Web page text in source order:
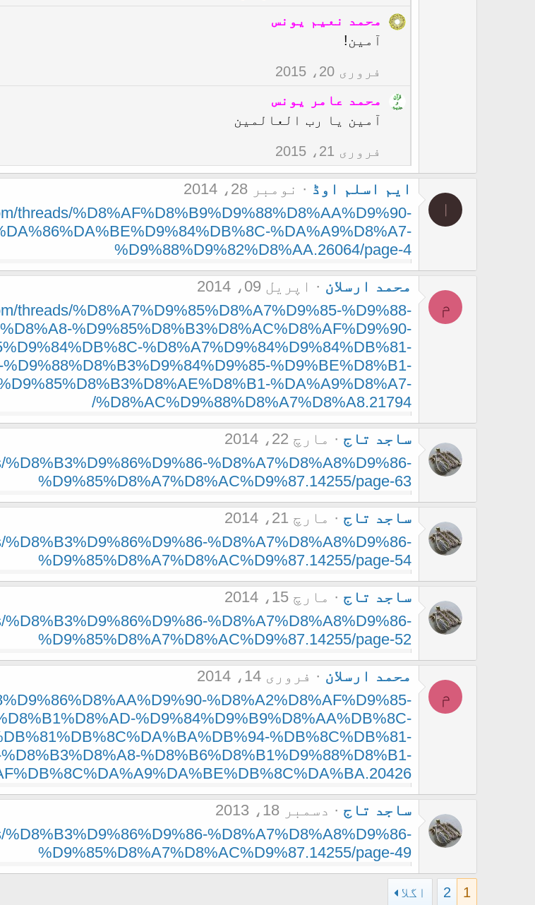
a
:
محمد نعیم یونس
آمین!
فروری 20، 2015
محمد عامر یونس
آمین یا رب العالمین
فروری 21، 2015
ا
ایم اسلم اوڈ
نومبر 28، 2014
threads/%D8%AF%D8%B9%D9%88%D8%AA%D9%90-
%DA%A9%D8%A7-
%D9%88%D9%82%D8%AA.26064/page-4
م
محمد ارسلان
اپریل 09، 2014
threads/%D8%A7%D9%85%D8%A7%D9%85-%D9%88-
%D9%85%D8%B3%D8%AC%D8%AF%D9%90-
%D8%A7%D9%84%D9%84%DB%81-
%D9%BE%D8%B1-
%DA%A9%D8%A7-
%D8%AC%D9%88%D8%A7%D8%A8.21794/
ساجد تاج
مارچ 22، 2014
%D8%B3%D9%86%D9%86-%D8%A7%D8%A8%D9%86-
%D9%85%D8%A7%D8%AC%D9%87.14255/page-63
ساجد تاج
مارچ 21، 2014
%D8%B3%D9%86%D9%86-%D8%A7%D8%A8%D9%86-
%D9%85%D8%A7%D8%AC%D9%87.14255/page-54
ساجد تاج
مارچ 15، 2014
%D8%B3%D9%86%D9%86-%D8%A7%D8%A8%D9%86-
%D9%85%D8%A7%D8%AC%D9%87.14255/page-52
م
محمد ارسلان
فروری 14، 2014
%D8%A2%D8%AF%D9%85-
%D9%84%D9%B9%D8%AA%DB%8C-
%DB%8C%DB%81-
%D8%B6%D8%B1%D9%88%D8%B1-
ساجد تاج
دسمبر 18، 2013
%D8%B3%D9%86%D9%86-%D8%A7%D8%A8%D9%86-
%D9%85%D8%A7%D8%AC%D9%87.14255/page-49
1
2 اگلا